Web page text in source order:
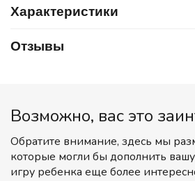
Характеристики
Отзывы
Возможно, вас это
Обратите внимание, здесь мы
которые могли бы дополнить вашу
игру ребенка еще более